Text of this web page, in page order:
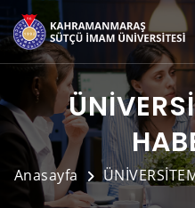
Anasayfa